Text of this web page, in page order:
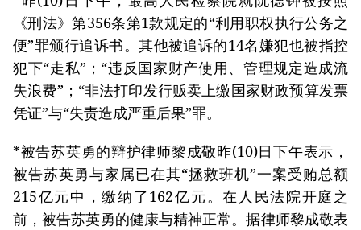
《刑法》第356条第1款规定的“利用职权执行公务之
便”罪颁行追诉书。其他被追诉的14名嫌犯也被指控
犯下“走私”；“违反国家财产使用、管理规定造成流
失浪费”；“非法打印发行贩卖上缴国家财政预算发票
凭证”与“失责造成严重后果”罪。
*被告苏英勇的辩护律师黎成敬昨(10)日下午表示，
被告苏英勇与家属已在其“拯救班机”一案受贿总额
215亿元中，缴纳了162亿元。在人民法院开庭之
前，被告苏英勇的健康与精神正常。据律师黎成敬表